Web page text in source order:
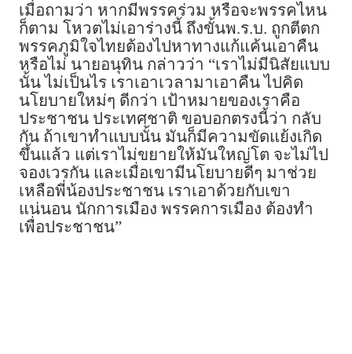
เมื่อถามว่า หากมีพรรคร่วม หรือจะพรรคไหน
ก็ตาม โหวตไม่เอาร่างนี้ ถึงขั้นพ.ร.บ. ถูกตีตก
พรรคภูมิใจไทยต้องไปหาทางแก้แค้นเอาคืน
หรือไม่ นายอนุทิน กล่าวว่า “เราไม่มีนิสัยแบบ
นั้น ไม่เป็นไร เราเอาเวลามาเอาคืน ไปคิด
นโยบายใหม่ๆ ดีกว่า เป้าหมายของเราคือ
ประชาชน ประเทศชาติ ขอบอกตรงนี้ว่า กลับ
กัน ถ้าเขาทำแบบนั้น มันก็มีความขัดแย้งเกิด
ขึ้นแล้ว แต่เราไม่ขยายให้มันใหญ่โต จะไม่ไป
จองเวรกัน และเมื่อเขามีนโยบายดีๆ มาช่วย
เหลือพี่น้องประชาชน เราเอาด้วยกับเขา
แน่นอน นักการเมือง พรรคการเมือง ต้องทำ
เพื่อประชาชน”